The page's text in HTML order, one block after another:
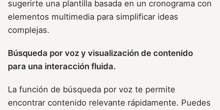
sugerirte una plantilla basada en un cronograma con
elementos multimedia para simplificar ideas
complejas.
Búsqueda por voz y visualización de contenido
para una interacción fluida.
La función de búsqueda por voz te permite
encontrar contenido relevante rápidamente. Puedes